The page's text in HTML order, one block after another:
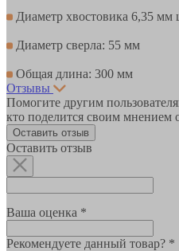
Диаметр хвостовика 6,35 мм
Диаметр сверла: 55 мм
Общая длина: 300 мм
Отзывы
Помогите другим
кто поделится своим мнением
Оставить отзыв
Оставить отзыв
Ваша оценка *
Рекомендуете данный товар? *